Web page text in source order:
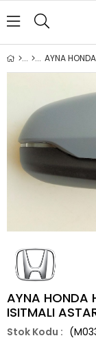
AYNA HONDA
ISITMALI